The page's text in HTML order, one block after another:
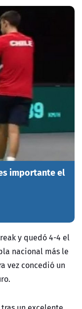
importante el
y quedó 4-4 el
nacional más le
vez concedió un